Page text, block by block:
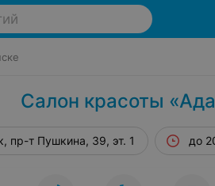
Салон красоты
пр-т Пушкина, 39, эт. 1 до